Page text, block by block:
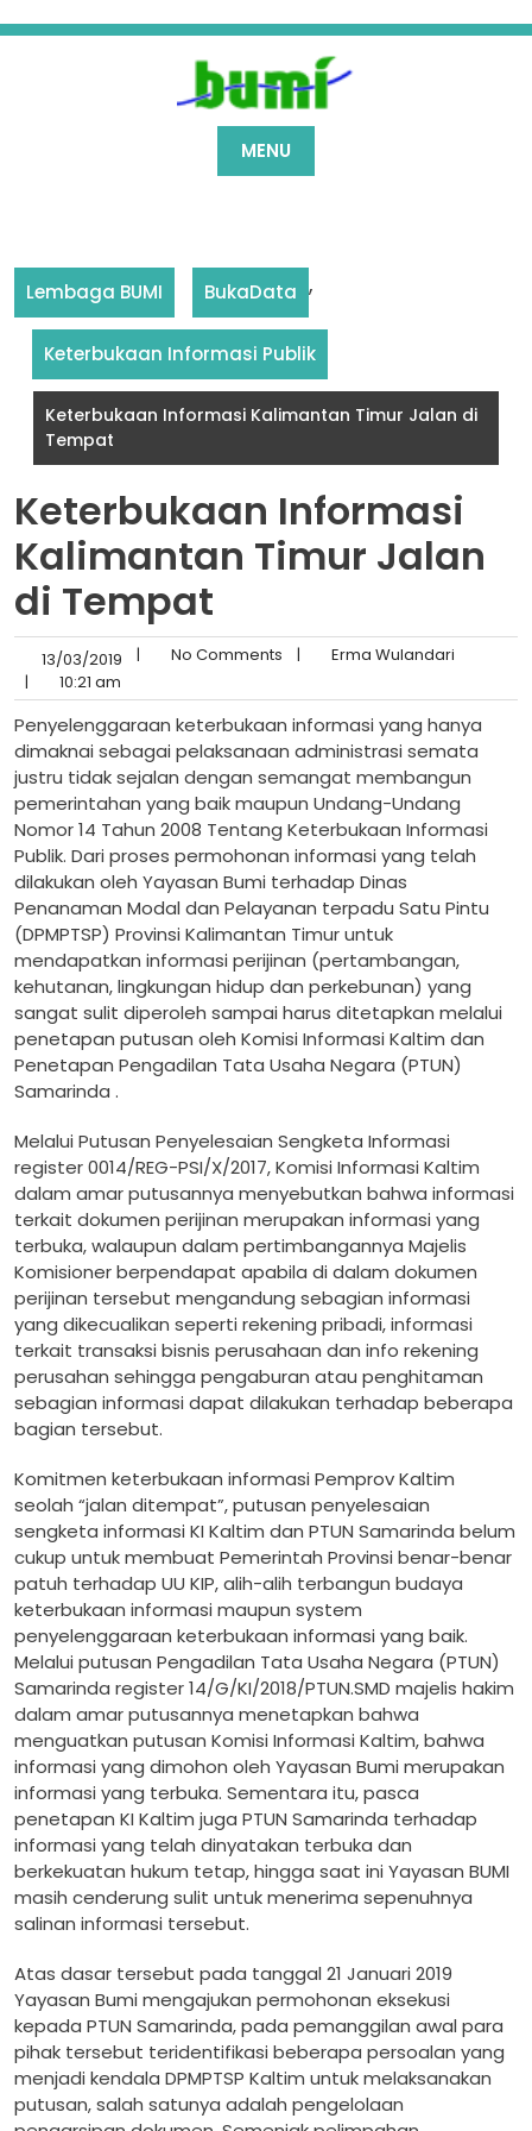
to
MENU
Lembaga BUMI BukaData ,
Keterbukaan Informasi Publik
Keterbukaan Informasi Kalimantan Timur Jalan di
Tempat
Keterbukaan Informasi
Kalimantan Timur Jalan
di Tempat
13/03/2019 | No Comments |
Erma Wulandari
|
10:21 am
Penyelenggaraan keterbukaan informasi yang hanya
dimaknai sebagai pelaksanaan administrasi semata
justru tidak sejalan dengan semangat membangun
pemerintahan yang baik maupun Undang-Undang
Nomor 14 Tahun 2008 Tentang Keterbukaan Informasi
Publik. Dari proses permohonan informasi yang telah
dilakukan oleh Yayasan Bumi terhadap Dinas
Penanaman Modal dan Pelayanan terpadu Satu Pintu
(DPMPTSP) Provinsi Kalimantan Timur untuk
mendapatkan informasi perijinan (pertambangan,
kehutanan, lingkungan hidup dan perkebunan) yang
sangat sulit diperoleh sampai harus ditetapkan melalui
penetapan putusan oleh Komisi Informasi Kaltim dan
Penetapan Pengadilan Tata Usaha Negara (PTUN)
Samarinda .
Melalui Putusan Penyelesaian Sengketa Informasi
register 0014/REG-PSI/X/2017, Komisi Informasi Kaltim
dalam amar putusannya menyebutkan bahwa informasi
terkait dokumen perijinan merupakan informasi yang
terbuka, walaupun dalam pertimbangannya Majelis
Komisioner berpendapat apabila di dalam dokumen
perijinan tersebut mengandung sebagian informasi
yang dikecualikan seperti rekening pribadi, informasi
terkait transaksi bisnis perusahaan dan info rekening
perusahan sehingga pengaburan atau penghitaman
sebagian informasi dapat dilakukan terhadap beberapa
bagian tersebut.
Komitmen keterbukaan informasi Pemprov Kaltim
seolah “jalan ditempat”, putusan penyelesaian
sengketa informasi KI Kaltim dan PTUN Samarinda belum
cukup untuk membuat Pemerintah Provinsi benar-benar
patuh terhadap UU KIP, alih-alih terbangun budaya
keterbukaan informasi maupun system
penyelenggaraan keterbukaan informasi yang baik.
Melalui putusan Pengadilan Tata Usaha Negara (PTUN)
Samarinda register 14/G/KI/2018/PTUN.SMD majelis hakim
dalam amar putusannya menetapkan bahwa
menguatkan putusan Komisi Informasi Kaltim, bahwa
informasi yang dimohon oleh Yayasan Bumi merupakan
informasi yang terbuka. Sementara itu, pasca
penetapan KI Kaltim juga PTUN Samarinda terhadap
informasi yang telah dinyatakan terbuka dan
berkekuatan hukum tetap, hingga saat ini Yayasan BUMI
masih cenderung sulit untuk menerima sepenuhnya
salinan informasi tersebut.
Atas dasar tersebut pada tanggal 21 Januari 2019
Yayasan Bumi mengajukan permohonan eksekusi
kepada PTUN Samarinda, pada pemanggilan awal para
pihak tersebut teridentifikasi beberapa persoalan yang
menjadi kendala DPMPTSP Kaltim untuk melaksanakan
putusan, salah satunya adalah pengelolaan